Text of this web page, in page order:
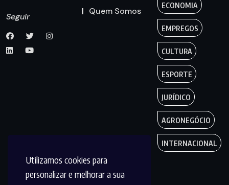
Utilizamos cookies para
personalizar e melhorar a sua
Seguir
Quem Somos
ECONOMIA
EMPREGOS
CULTURA
ESPORTE
JURÍDICO
AGRONEGÓCIO
INTERNACIONAL